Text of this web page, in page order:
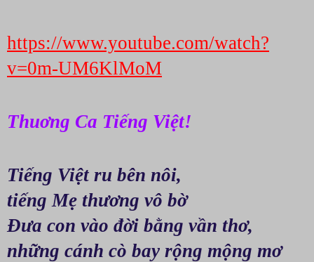
https://www.youtube.com/watch?
v=0m-UM6KlMoM
Thuơng Ca Tiếng Việt!
Tiếng Việt ru bên nôi,
tiếng Mẹ thương vô bờ
Đưa con vào đời bằng vần thơ,
những cánh cò bay rộng mộng mơ